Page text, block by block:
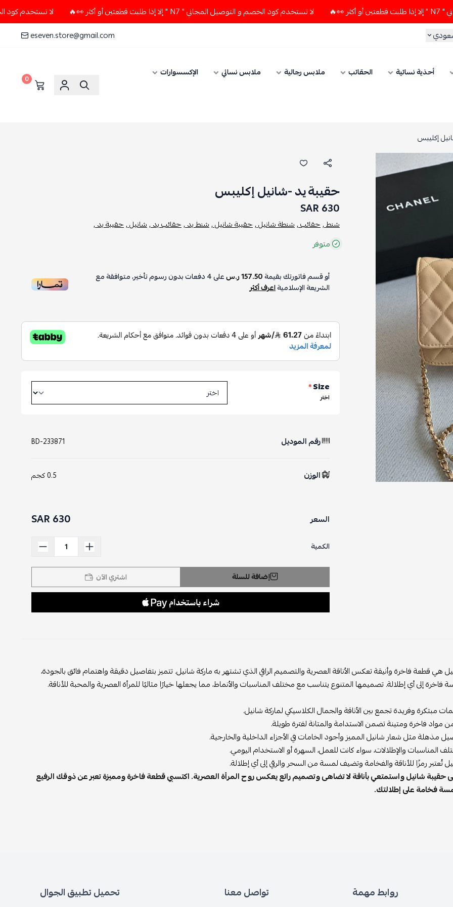
لا تستخدم كود الخصم و التوصيل المجاني " N7 " إلا إذا طلبت قطعتين أو أكثر 👀🔥 لا تستخدم كود الخصم و التوصيل المجاني " N7 " إلا إذا طلبت قطعتين أو أكثر 👀🔥
eseven.store@gmail.com
الحقائب ملابس رجالية ملابس نسائي الإكسسوارات
حقيبة يد -شانيل إكليبس
630 SAR
شنطة شانيل ,حقيبة شانيل ,شنط يد , حقائب يد ,شانيل ,حقيبة يد ,
متوفر
أو قسم فاتورتك بقيمة 157.50 ر.س على4دفعات بدون رسوم تأخير، متوافقة مع
الشريعة الإسلامية
اعرف أكثر
Size
*
اختر
رقم الموديل
الوزن
الأناقة العصرية والتصميم الراقي الذي تشتهر به ماركة شانيل. تتميز بتفاصيل دقيقة واهتمام فائق بالجودة،
المتنوع يتناسب مع مختلف المناسبات والأنماط، مما يجعلها خيارًا مثاليًا للمرأة العصرية والمحبة للأناقة.
الأناقة والجمال الكلاسيكي لماركة شانيل.
والمتانة لفترة طويلة.
المميز وأجود الخامات في الأجزاء الداخلية والخارجية.
سواء كانت للعمل، السهرة أو الاستخدام اليومي.
وتضيف لمسة من السحر والرقي إلى أي إطلالة.
بأناقة لا تضاهى وتصميم رائع يعكس روح المرأة العصرية. اكتسبي قطعة فاخرة ومميزة تعبر عن ذوقك الرفيع
تحميل تطبيق الجوال